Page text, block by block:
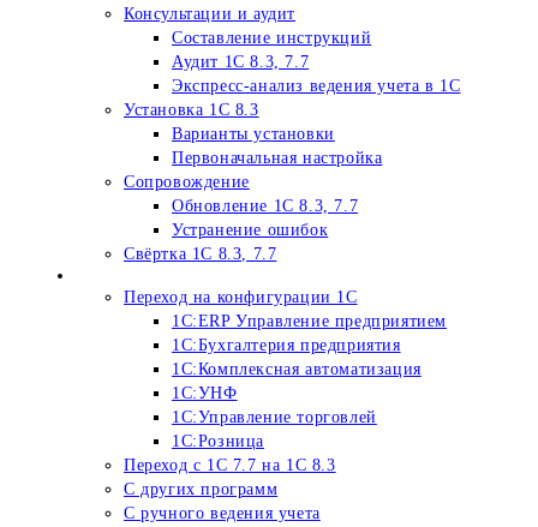
Консультации и аудит
Составление инструкций
Аудит 1С 8.3, 7.7
Экспресс-анализ ведения учета в 1С
Установка 1С 8.3
Варианты установки
Первоначальная настройка
Сопровождение
Обновление 1С 8.3, 7.7
Устранение ошибок
Свёртка 1С 8.3, 7.7
Переход на конфигурации 1С
1С:ERP Управление предприятием
1С:Бухгалтерия предприятия
1С:Комплексная автоматизация
1С:УНФ
1С:Управление торговлей
1С:Розница
Переход c 1C 7.7 на 1С 8.3
С других программ
С ручного ведения учета